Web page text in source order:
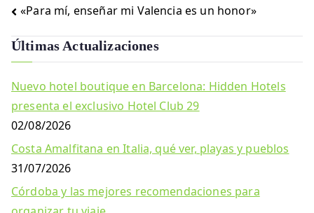
Navegación
de
entradas
«Para mí, enseñar mi Valencia es un honor»
Últimas Actualizaciones
Nuevo hotel boutique en Barcelona: Hidden Hotels
presenta el exclusivo Hotel Club 29
02/08/2026
Costa Amalfitana en Italia, qué ver, playas y pueblos
31/07/2026
Córdoba y las mejores recomendaciones para